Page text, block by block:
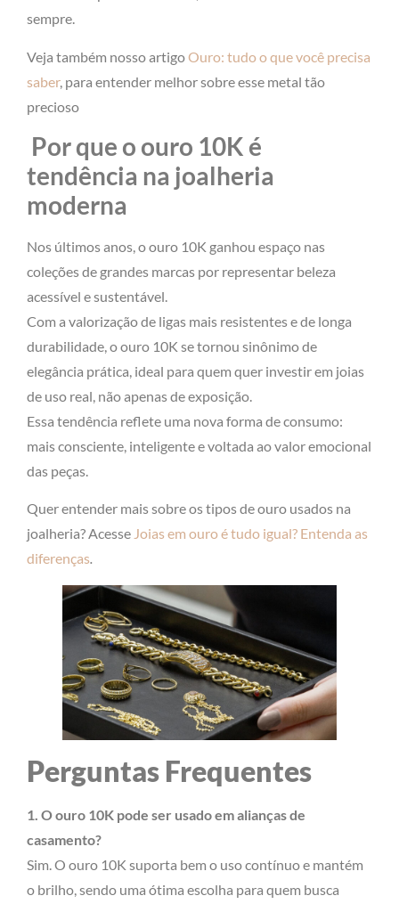
sempre.
Veja também nosso artigoOuro: tudo o que você precisa
saber, para entender melhor sobre esse metal tão
precioso
Por que o ouro 10K é
tendência na joalheria
moderna
Nos últimos anos, o ouro 10K ganhou espaço nas
coleções de grandes marcas por representar beleza
acessível e sustentável.
Com a valorização de ligas mais resistentes e de longa
durabilidade, o ouro 10K se tornou sinônimo de
elegância prática, ideal para quem quer investir em joias
de uso real, não apenas de exposição.
Essa tendência reflete uma nova forma de consumo:
mais consciente, inteligente e voltada ao valor emocional
das peças.
Quer entender mais sobre os tipos de ouro usados na
joalheria? Acesse Joias em ouro é tudo igual? Entenda as
diferenças.
Perguntas Frequentes
1. O ouro 10K pode ser usado em alianças de
casamento?
Sim. O ouro 10K suporta bem o uso contínuo e mantém
o brilho, sendo uma ótima escolha para quem busca